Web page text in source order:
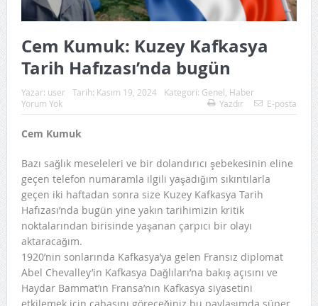
Cem Kumuk: Kuzey Kafkasya
Tarih Hafızası’nda bugün
Yazar: user Tarih: Kasım 19, 2024 Kategori: Genel, Haber
Yorum Yok
Yazdır E-posta
Cem Kumuk
Bazı sağlık meseleleri ve bir dolandırıcı şebekesinin eline
geçen telefon numaramla ilgili yaşadığım sıkıntılarla
geçen iki haftadan sonra size Kuzey Kafkasya Tarih
Hafızası’nda bugün yine yakın tarihimizin kritik
noktalarından birisinde yaşanan çarpıcı bir olayı
aktaracağım.
1920’nin sonlarında Kafkasya’ya gelen Fransız diplomat
Abel Chevalley’in Kafkasya Dağlıları’na bakış açısını ve
Haydar Bammat’ın Fransa’nın Kafkasya siyasetini